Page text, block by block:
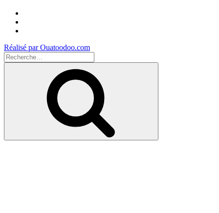
Réalisé par Ouatoodoo.com
Recherche
pour